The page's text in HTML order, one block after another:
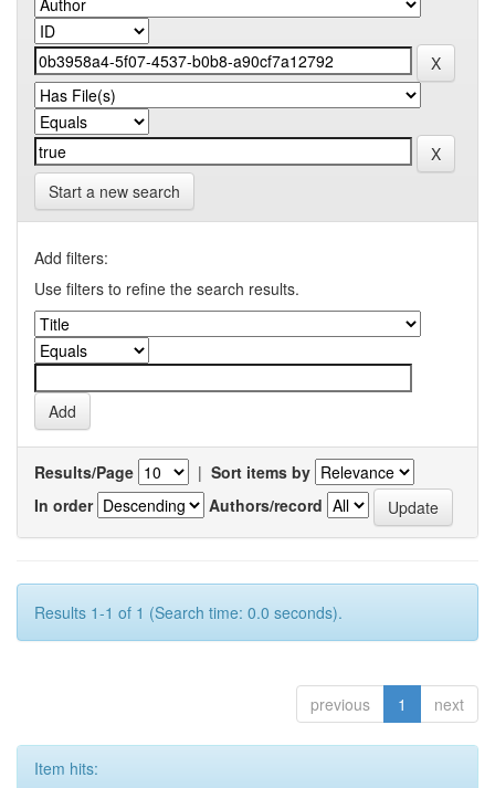
Start a new search
Add filters:
Use filters to refine the search results.
Results/Page | Sort items by
In order
Authors/record
Results 1-1 of 1 (Search time: 0.0 seconds).
previous 1 next
Item hits: